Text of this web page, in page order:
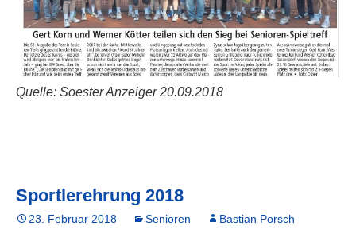
Quelle: Soester Anzeiger 20.09.2018
Sportlerehrung 2018
23. Februar 2018 Senioren Bastian Porsch